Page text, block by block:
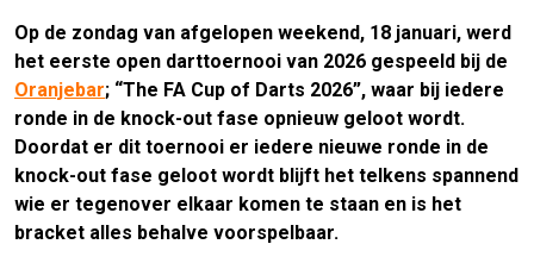
Op de zondag van afgelopen weekend, 18 januari, werd
het eerste open darttoernooi van 2026 gespeeld bij de
Oranjebar; “The FA Cup of Darts 2026”, waar bij iedere
ronde in de knock-out fase opnieuw geloot wordt.
Doordat er dit toernooi er iedere nieuwe ronde in de
knock-out fase geloot wordt blijft het telkens spannend
wie er tegenover elkaar komen te staan en is het
bracket alles behalve voorspelbaar.